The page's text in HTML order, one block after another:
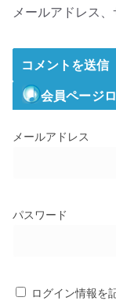
メールアドレス、
会員ページ
メールアドレス
パスワード
ログイン情報を